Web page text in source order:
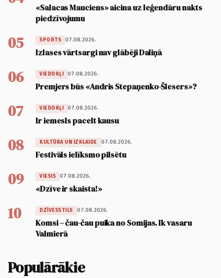
«Salacas Mauciens» aicina uz leģendāru nakts
piedzīvojumu
05 SPORTS 07.08.2026.
Izlases vārtsargi nav glābēji Daliņā
06 VIEDOKĻI 07.08.2026.
Premjers būs «Andris Stepaņenko-Šlesers»?
07 VIEDOKĻI 07.08.2026.
Ir iemesls pacelt kausu
08 KULTŪRA UN IZKLAIDE 07.08.2026.
Festivāls ielīksmo pilsētu
09 VIESIS 07.08.2026.
«Dzīve ir skaista!»
10 DZĪVESSTILS 07.08.2026.
Komsi – čau-čau puika no Somijas. Ik vasaru
Valmierā
Populārākie